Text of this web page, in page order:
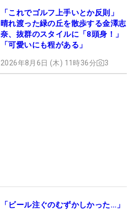
「これでゴルフ上手いとか反則」
晴れ渡った緑の丘を散歩する金澤志
奈、抜群のスタイルに「8頭身！」
「可愛いにも程がある」
2026年8月6日 (木) 11時36分 3
「ビール注ぐのむずかしかった…」